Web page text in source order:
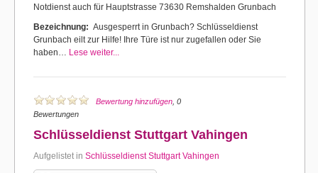
Notdienst auch für Hauptstrasse 73630 Remshalden Grunbach
Bezeichnung: Ausgesperrt in Grunbach? Schlüsseldienst
Grunbach eilt zur Hilfe! Ihre Türe ist nur zugefallen oder Sie
haben… Lese weiter...
Bewertung hinzufügen , 0
Bewertungen
Schlüsseldienst Stuttgart Vahingen
Aufgelistet in Schlüsseldienst Stuttgart Vahingen